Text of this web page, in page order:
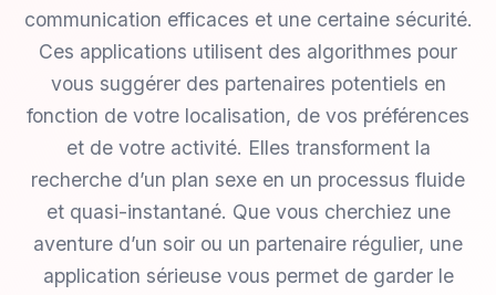
communication efficaces et une certaine sécurité.
Ces applications utilisent des algorithmes pour
vous suggérer des partenaires potentiels en
fonction de votre localisation, de vos préférences
et de votre activité. Elles transforment la
recherche d’un plan sexe en un processus fluide
et quasi-instantané. Que vous cherchiez une
aventure d’un soir ou un partenaire régulier, une
application sérieuse vous permet de garder le